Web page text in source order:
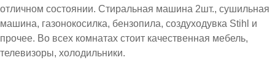
отличном состоянии. Стиральная машина 2шт., сушильная
машина, газонокосилка, бензопила, создуходувка Stihl и
прочее. Во всех комнатах стоит качественная мебель,
телевизоры, холодильники.